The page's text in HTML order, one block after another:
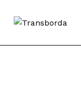
Sobre